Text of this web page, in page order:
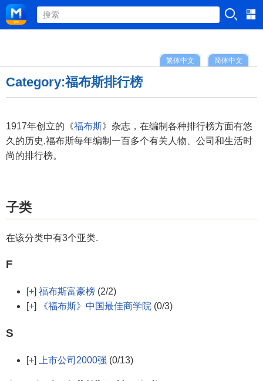
简体中文
繁体中文
Category:福布斯排行榜
1917年创立的《福布斯》杂志，在编制各种排行榜方面有悠
久的历史,福布斯每年编制一百多个有关人物、公司和生活时
尚的排行榜。
子类
在该分类中有3个亚类.
F
[+] 福布斯富豪榜 (2/2)
[+] 《福布斯》中国最佳商学院 (0/3)
S
[+] 上市公司2000强 (0/13)